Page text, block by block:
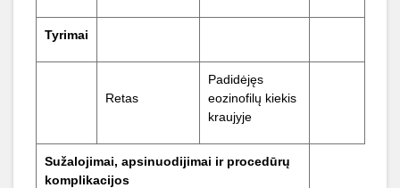
Tyrimai
Retas
Padidėjęs
eozinofilų kiekis
kraujyje
Sužalojimai, apsinuodijimai ir procedūrų
komplikacijos